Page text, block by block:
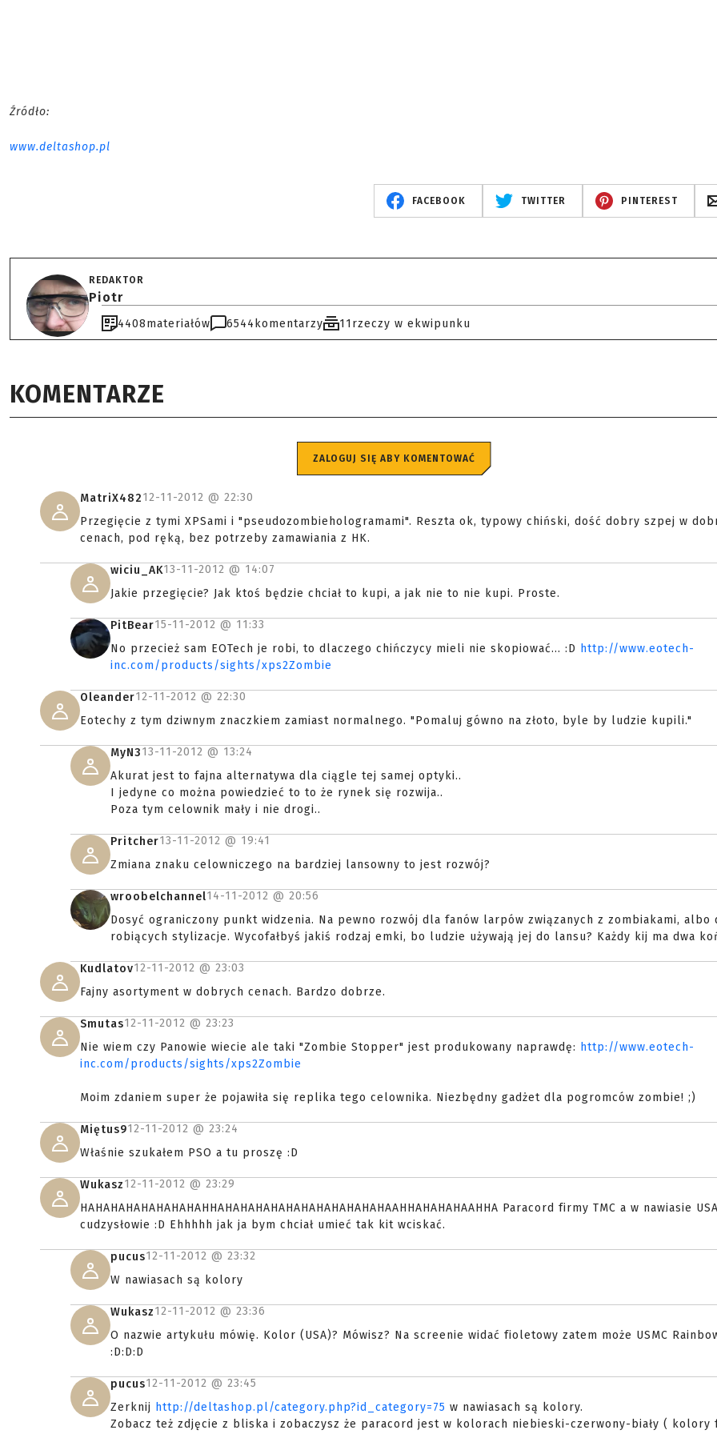
Źródło:
www.deltashop.pl
FACEBOOK TWITTER PINTEREST
REDAKTOR
Piotr
4408materiałów 6544 komentarzy 11rzeczy w ekwipunku
KOMENTARZE
ZALOGUJ SIĘ ABY KOMENTOWAĆ
MatriX48212-11-2012 @ 22:30
Przegięcie z tymi XPSami i "pseudozombiehologramami". Reszta ok, typowy chiński, dość dobry szpej w
cenach, pod ręką, bez potrzeby zamawiania z HK.
wiciu_AK13-11-2012 @ 14:07
Jakie przegięcie? Jak ktoś będzie chciał to kupi, a jak nie to nie kupi. Proste.
PitBear15-11-2012 @ 11:33
No przecież sam EOTech je robi, to dlaczego chińczycy mieli nie skopiować... :D http://www.eotech-
inc.com/products/sights/xps2Zombie
Oleander12-11-2012 @ 22:30
Eotechy z tym dziwnym znaczkiem zamiast normalnego. "Pomaluj gówno na złoto, byle by ludzie kupili."
MyN313-11-2012 @ 13:24
Akurat jest to fajna alternatywa dla ciągle tej samej optyki..
I jedyne co można powiedzieć to to że rynek się rozwija..
Poza tym celownik mały i nie drogi..
Pritcher13-11-2012 @ 19:41
Zmiana znaku celowniczego na bardziej lansowny to jest rozwój?
wroobelchannel14-11-2012 @ 20:56
Dosyć ograniczony punkt widzenia. Na pewno rozwój dla fanów larpów związanych z zombiakami, albo
robiących stylizacje. Wycofałbyś jakiś rodzaj emki, bo ludzie używają jej do lansu? Każdy kij ma dwa
Kudlatov12-11-2012 @ 23:03
Fajny asortyment w dobrych cenach. Bardzo dobrze.
Smutas12-11-2012 @ 23:23
Nie wiem czy Panowie wiecie ale taki "Zombie Stopper" jest produkowany naprawdę: http://www.eotech-
inc.com/products/sights/xps2Zombie
Moim zdaniem super że pojawiła się replika tego celownika. Niezbędny gadżet dla pogromców zombie! ;)
Miętus912-11-2012 @ 23:24
Właśnie szukałem PSO a tu proszę :D
Wukasz12-11-2012 @ 23:29
HAHAHAHAHAHAHAHAHHAHAHAHAHAHAHAHAHAHAHAHAAHHAHAHAHAAHHA Paracord firmy TMC a w nawiasie
cudzysłowie :D Ehhhhh jak ja bym chciał umieć tak kit wciskać.
pucus12-11-2012 @ 23:32
W nawiasach są kolory
Wukasz12-11-2012 @ 23:36
O nazwie artykułu mówię. Kolor (USA)? Mówisz? Na screenie widać fioletowy zatem może USMC
:D:D:D
pucus12-11-2012 @ 23:45
Zerknij http://deltashop.pl/category.php?id_category=75 w nawiasach są kolory.
Zobacz też zdjęcie z bliska i zobaczysz że paracord jest w kolorach niebieski-czerwony-biały ( kolory